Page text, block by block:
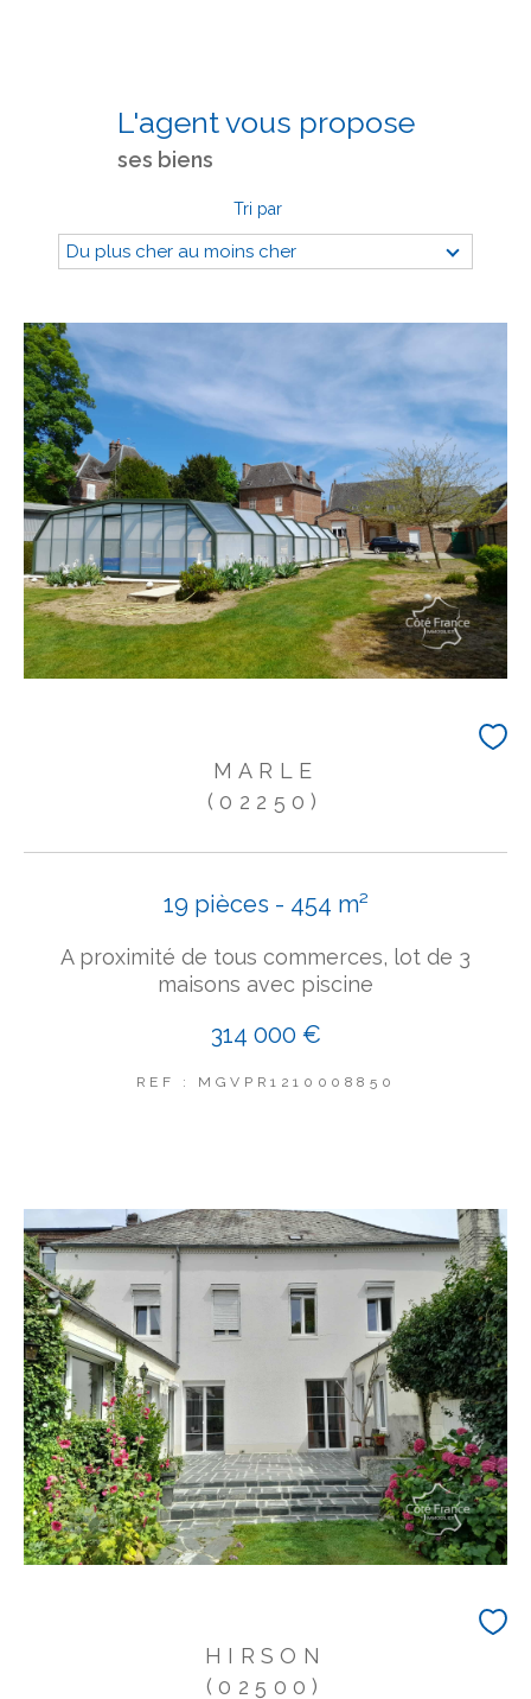
L'agent vous propose
ses biens
Tri par
Du plus cher au moins cher
MARLE
(02250)
19 pièces - 454 m²
A proximité de tous commerces, lot de 3
maisons avec piscine
314 000 €
REF : MGVPR1210008850
HIRSON
(02500)